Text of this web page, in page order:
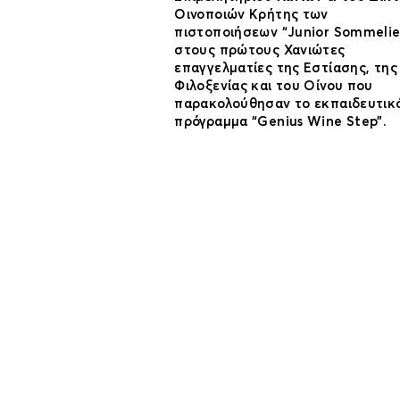
Οινοποιών Κρήτης των
πιστοποιήσεων “Junior
στους πρώτους Χανιώτες
επαγγελματίες της Εστίασης, της
Φιλοξενίας και του Οίνου που
παρακολούθησαν το
πρόγραμμα “Genius Wine Step”.